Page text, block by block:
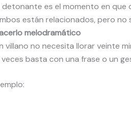
detonante es el momento en que
están relacionados, pero no
melodramático
villano no necesita llorar veinte
basta con una frase o un